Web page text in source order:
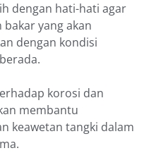
dengan hati-hati agar
yang akan
dengan kondisi
korosi dan
membantu
keawetan tangki dalam